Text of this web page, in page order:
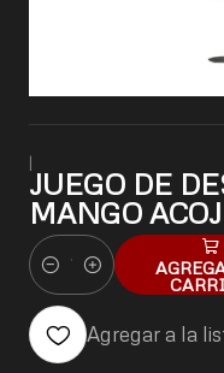
|
JUEGO DE
MANGO
Cantidad
Agregar a la